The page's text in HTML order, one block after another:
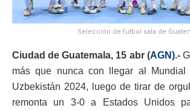
Selección de futbol sala de
Ciudad de Guatemala, 15 abr (AGN).-
más que nunca con llegar al Mundial
Uzbekistán 2024, luego de tirar de
remonta un 3-0 a Estados Unidos